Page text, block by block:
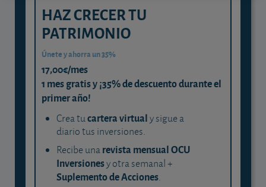
HAZ CRECER TU
PATRIMONIO
Únete y ahorra un 35%
17,00€/mes
1 mes gratis y ¡35% de descuento durante el
primer año!
Crea tucartera virtualy sigue a
diario tus inversiones.
Recibe unarevista mensual OCU
Inversionesy otra semanal +
Suplemento de Acciones.